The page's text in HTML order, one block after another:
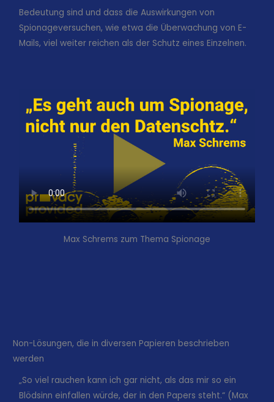
Bedeutung sind und dass die Auswirkungen von
Spionageversuchen, wie etwa die Überwachung von E-
Mails, viel weiter reichen als der Schutz eines Einzelnen.
Max Schrems zum Thema Spionage
Non-Lösungen, die in diversen Papieren beschrieben
werden
„So viel rauchen kann ich gar nicht, als das mir so ein
Blödsinn einfallen würde, der in den Papers steht.“ (Max